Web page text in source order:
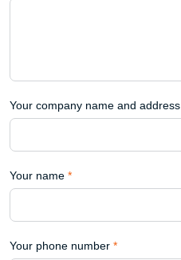
Your company name and address
Your name *
Your phone number *